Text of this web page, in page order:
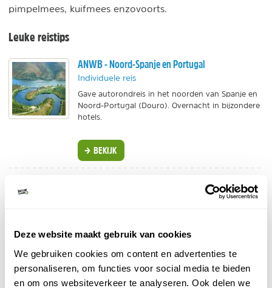
Deze website maakt gebruik van cookies
We gebruiken cookies om content en advertenties te
personaliseren, om functies voor social media te bieden
en om ons websiteverkeer te analyseren. Ook delen we
pimpelmees, kuifmees enzovoorts.
Leuke reistips
ANWB - Noord-Spanje en Portugal
Individuele reis
Gave autorondreis in het noorden van Spanje en
Noord-Portugal (Douro). Overnacht in bijzondere
hotels.
BEKIJK
Geschikt voor 5 personen.
BEKIJK